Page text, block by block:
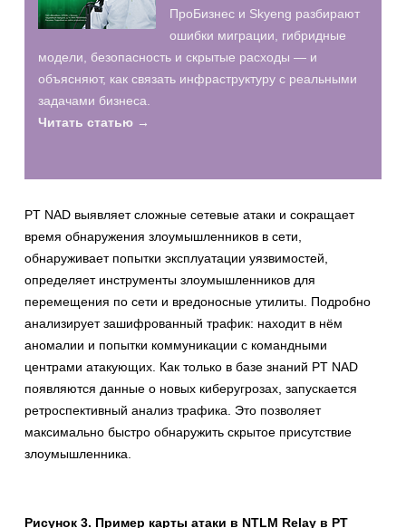
ПроБизнес и Skyeng разбирают
ошибки миграции, гибридные
модели, безопасность и скрытые расходы — и
объясняют, как связать инфраструктуру с реальными
задачами бизнеса.
Читать статью →
PT NAD выявляет сложные сетевые атаки и сокращает
время обнаружения злоумышленников в сети,
обнаруживает попытки эксплуатации уязвимостей,
определяет инструменты злоумышленников для
перемещения по сети и вредоносные утилиты. Подробно
анализирует зашифрованный трафик: находит в нём
аномалии и попытки коммуникации с командными
центрами атакующих. Как только в базе знаний PT NAD
появляются данные о новых киберугрозах, запускается
ретроспективный анализ трафика. Это позволяет
максимально быстро обнаружить скрытое присутствие
злоумышленника.
Рисунок 3. Пример карты атаки в NTLM Relay в PT